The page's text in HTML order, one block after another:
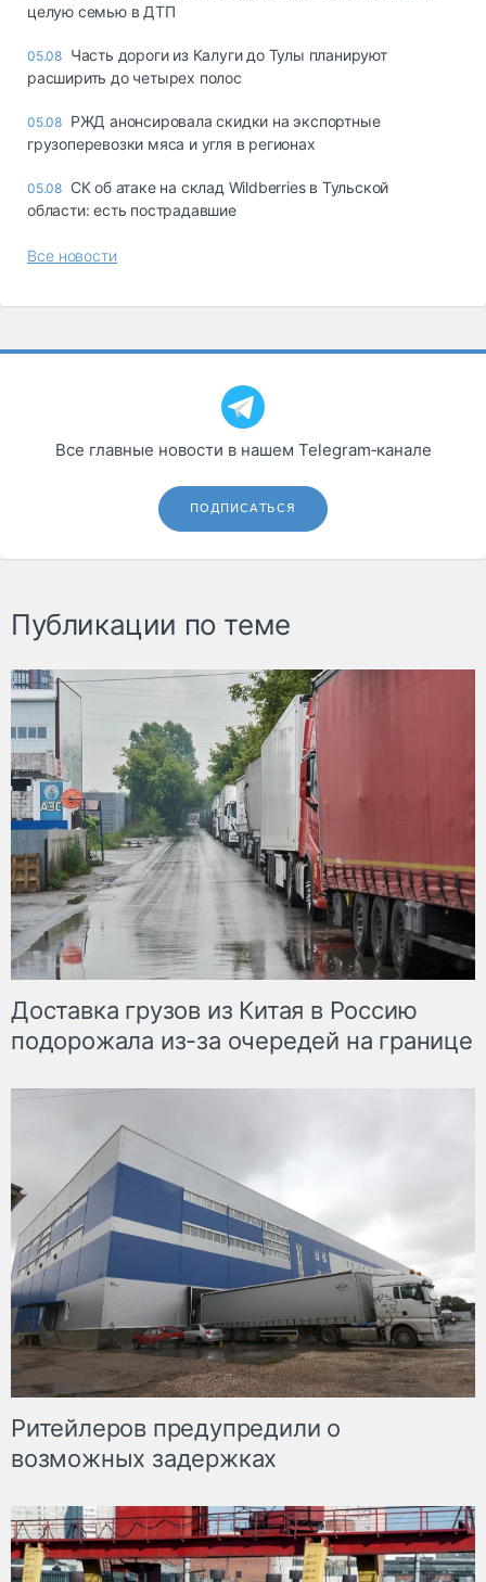
целую семью в ДТП
05.08 Часть дороги из Калуги до Тулы планируют
расширить до четырех полос
05.08 РЖД анонсировала скидки на экспортные
грузоперевозки мяса и угля в регионах
05.08 СК об атаке на склад Wildberries в Тульской
области: есть пострадавшие
Все новости
Все главные новости в нашем Telegram‑канале
ПОДПИСАТЬСЯ
Публикации по теме
Доставка грузов из Китая в Россию
подорожала из-за очередей на границе
Ритейлеров предупредили о
возможных задержках